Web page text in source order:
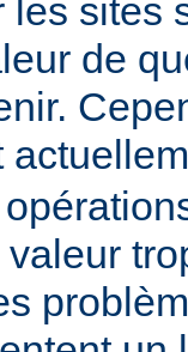
les sites
de